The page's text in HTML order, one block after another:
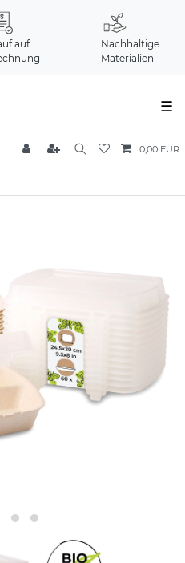
auf
Nachhaltige
Materialien
☰
0,00 EUR